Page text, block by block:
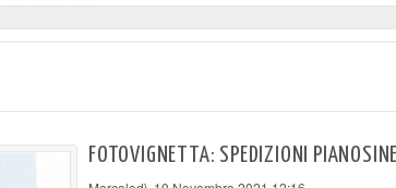
FOTOVIGNETTA: SPEDIZIONI PIANOSINE